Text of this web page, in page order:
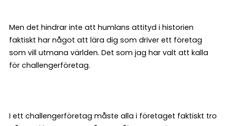
Men det hindrar inte att humlans attityd i historien
faktiskt har något att lära dig som driver ett företag
som vill utmana världen. Det som jag har valt att kalla
för challengerföretag.
I ett challengerföretag måste alla i företaget faktiskt tro